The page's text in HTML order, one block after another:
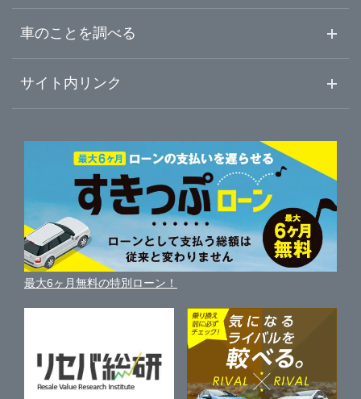
ガリバー武蔵小杉店
ガリバー16号相模原橋本店
ガリバー16号相模大野店
ガリバー16号横須賀中央店
ガリバー平塚店
横浜市都筑区
川崎市中原区
相模原市緑区
相模原市中央区
相模原市南区
横須賀市
平塚市
東京都
神奈川県
初めての中古車購入ガイド
中古車人気ランキング
自動車ローンを調べる
ガリバーの自動車ローン
車買い替えの基礎知識
近くのお店で車を探す
車査定・車買取ならガリバー
ガリバーの査定が選ばれる理由
車を売る時よくある質問
便利な査定サービス
中古車買取相場（毎月更新）
車の個人売買ガイド
車のことを調べる
車初心者まとめ
新車・中古車カタログ
車の燃費を調べる
車種別クチコミ
車比較サイト
サイト内リンク
サイトマップ
サイトの使用条件
利用規約
保険代理店業務に関する基本方針
古物営業法に基づく表示
最大6ヶ月無料の特別ローン！